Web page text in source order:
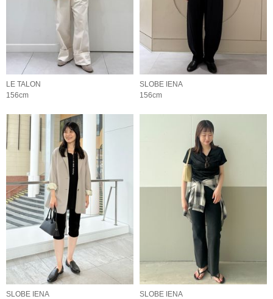
LE TALON
156cm
SLOBE IENA
156cm
SLOBE IENA
SLOBE IENA